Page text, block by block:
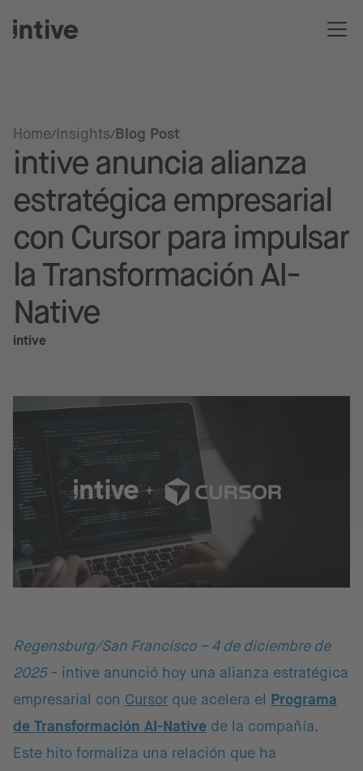
Home Insights Blog Post
intive anuncia alianza
estratégica empresarial
con Cursor para impulsar
la Transformación AI-
Native
intive
Regensburg/San Francisco – 4 de diciembre de
2025- intive anunció hoy una alianza estratégica
empresarial con Cursor que acelera el
Programa
de Transformación AI-Native de la compañía.
Este hito formaliza una relación que ha